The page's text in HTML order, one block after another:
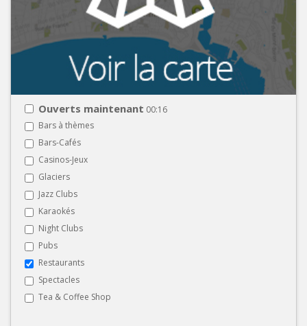
Ouverts maintenant 00:16
Bars à thèmes
Bars-Cafés
Casinos-Jeux
Glaciers
Jazz Clubs
Karaokés
Night Clubs
Pubs
Restaurants
Spectacles
Tea & Coffee Shop